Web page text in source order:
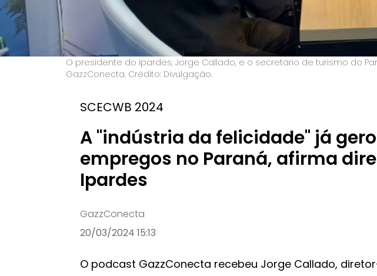
O presidente do Ipardes, Jorge Callado, e o secretário de turismo do
GazzConecta. Crédito: Divulgação.
SCECWB 2024
A "indústria da felicidade" já
empregos no Paraná, afirma
Ipardes
GazzConecta
20/03/2024 15:13
O podcast GazzConecta recebeu Jorge Callado,